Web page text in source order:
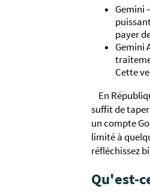
Gemini
payer
Gemini
Cette
En
suffit de
un compte
limité à
réfléchissez
Qu'est-